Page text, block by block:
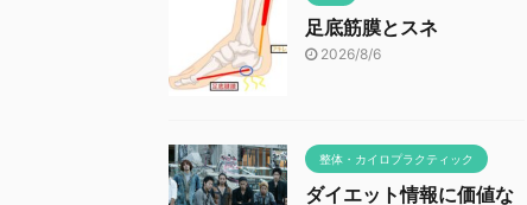
足底筋膜とスネ
2026/8/6
整体・カイロプラクティック
ダイエット情報に価値な